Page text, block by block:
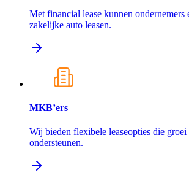
Met financial lease kunnen ondernemers
zakelijke auto leasen.
MKB’ers
Wij bieden flexibele leaseopties die
ondersteunen.